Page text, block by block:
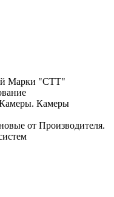
Марки "СТТ"
Камеры
от Производителя.